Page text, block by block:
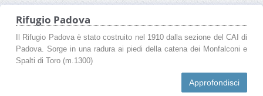
Rifugio Padova
Il Rifugio Padova è stato costruito nel 1910 dalla sezione del CAI di
Padova. Sorge in una radura ai piedi della catena dei Monfalconi e
Spalti di Toro (m.1300)
Approfondisci